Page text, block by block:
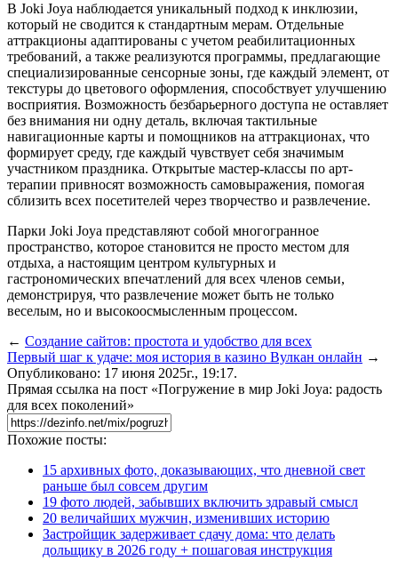
В Joki Joya наблюдается уникальный подход к инклюзии,
который не сводится к стандартным мерам. Отдельные
аттракционы адаптированы с учетом реабилитационных
требований, а также реализуются программы, предлагающие
специализированные сенсорные зоны, где каждый элемент, от
текстуры до цветового оформления, способствует улучшению
восприятия. Возможность безбарьерного доступа не оставляет
без внимания ни одну деталь, включая тактильные
навигационные карты и помощников на аттракционах, что
формирует среду, где каждый чувствует себя значимым
участником праздника. Открытые мастер-классы по арт-
терапии привносят возможность самовыражения, помогая
сблизить всех посетителей через творчество и развлечение.
Парки Joki Joya представляют собой многогранное
пространство, которое становится не просто местом для
отдыха, а настоящим центром культурных и
гастрономических впечатлений для всех членов семьи,
демонстрируя, что развлечение может быть не только
веселым, но и высокоосмысленным процессом.
← Создание сайтов: простота и удобство для всех
Первый шаг к удаче: моя история в казино Вулкан онлайн →
Опубликовано: 17 июня 2025г., 19:17.
Прямая ссылка на пост «Погружение в мир Joki Joya: радость
для всех поколений»
Похожие посты:
15 архивных фото, доказывающих, что дневной свет
раньше был совсем другим
19 фото людей, забывших включить здравый смысл
20 величайших мужчин, изменивших историю
Застройщик задерживает сдачу дома: что делать
дольщику в 2026 году + пошаговая инструкция